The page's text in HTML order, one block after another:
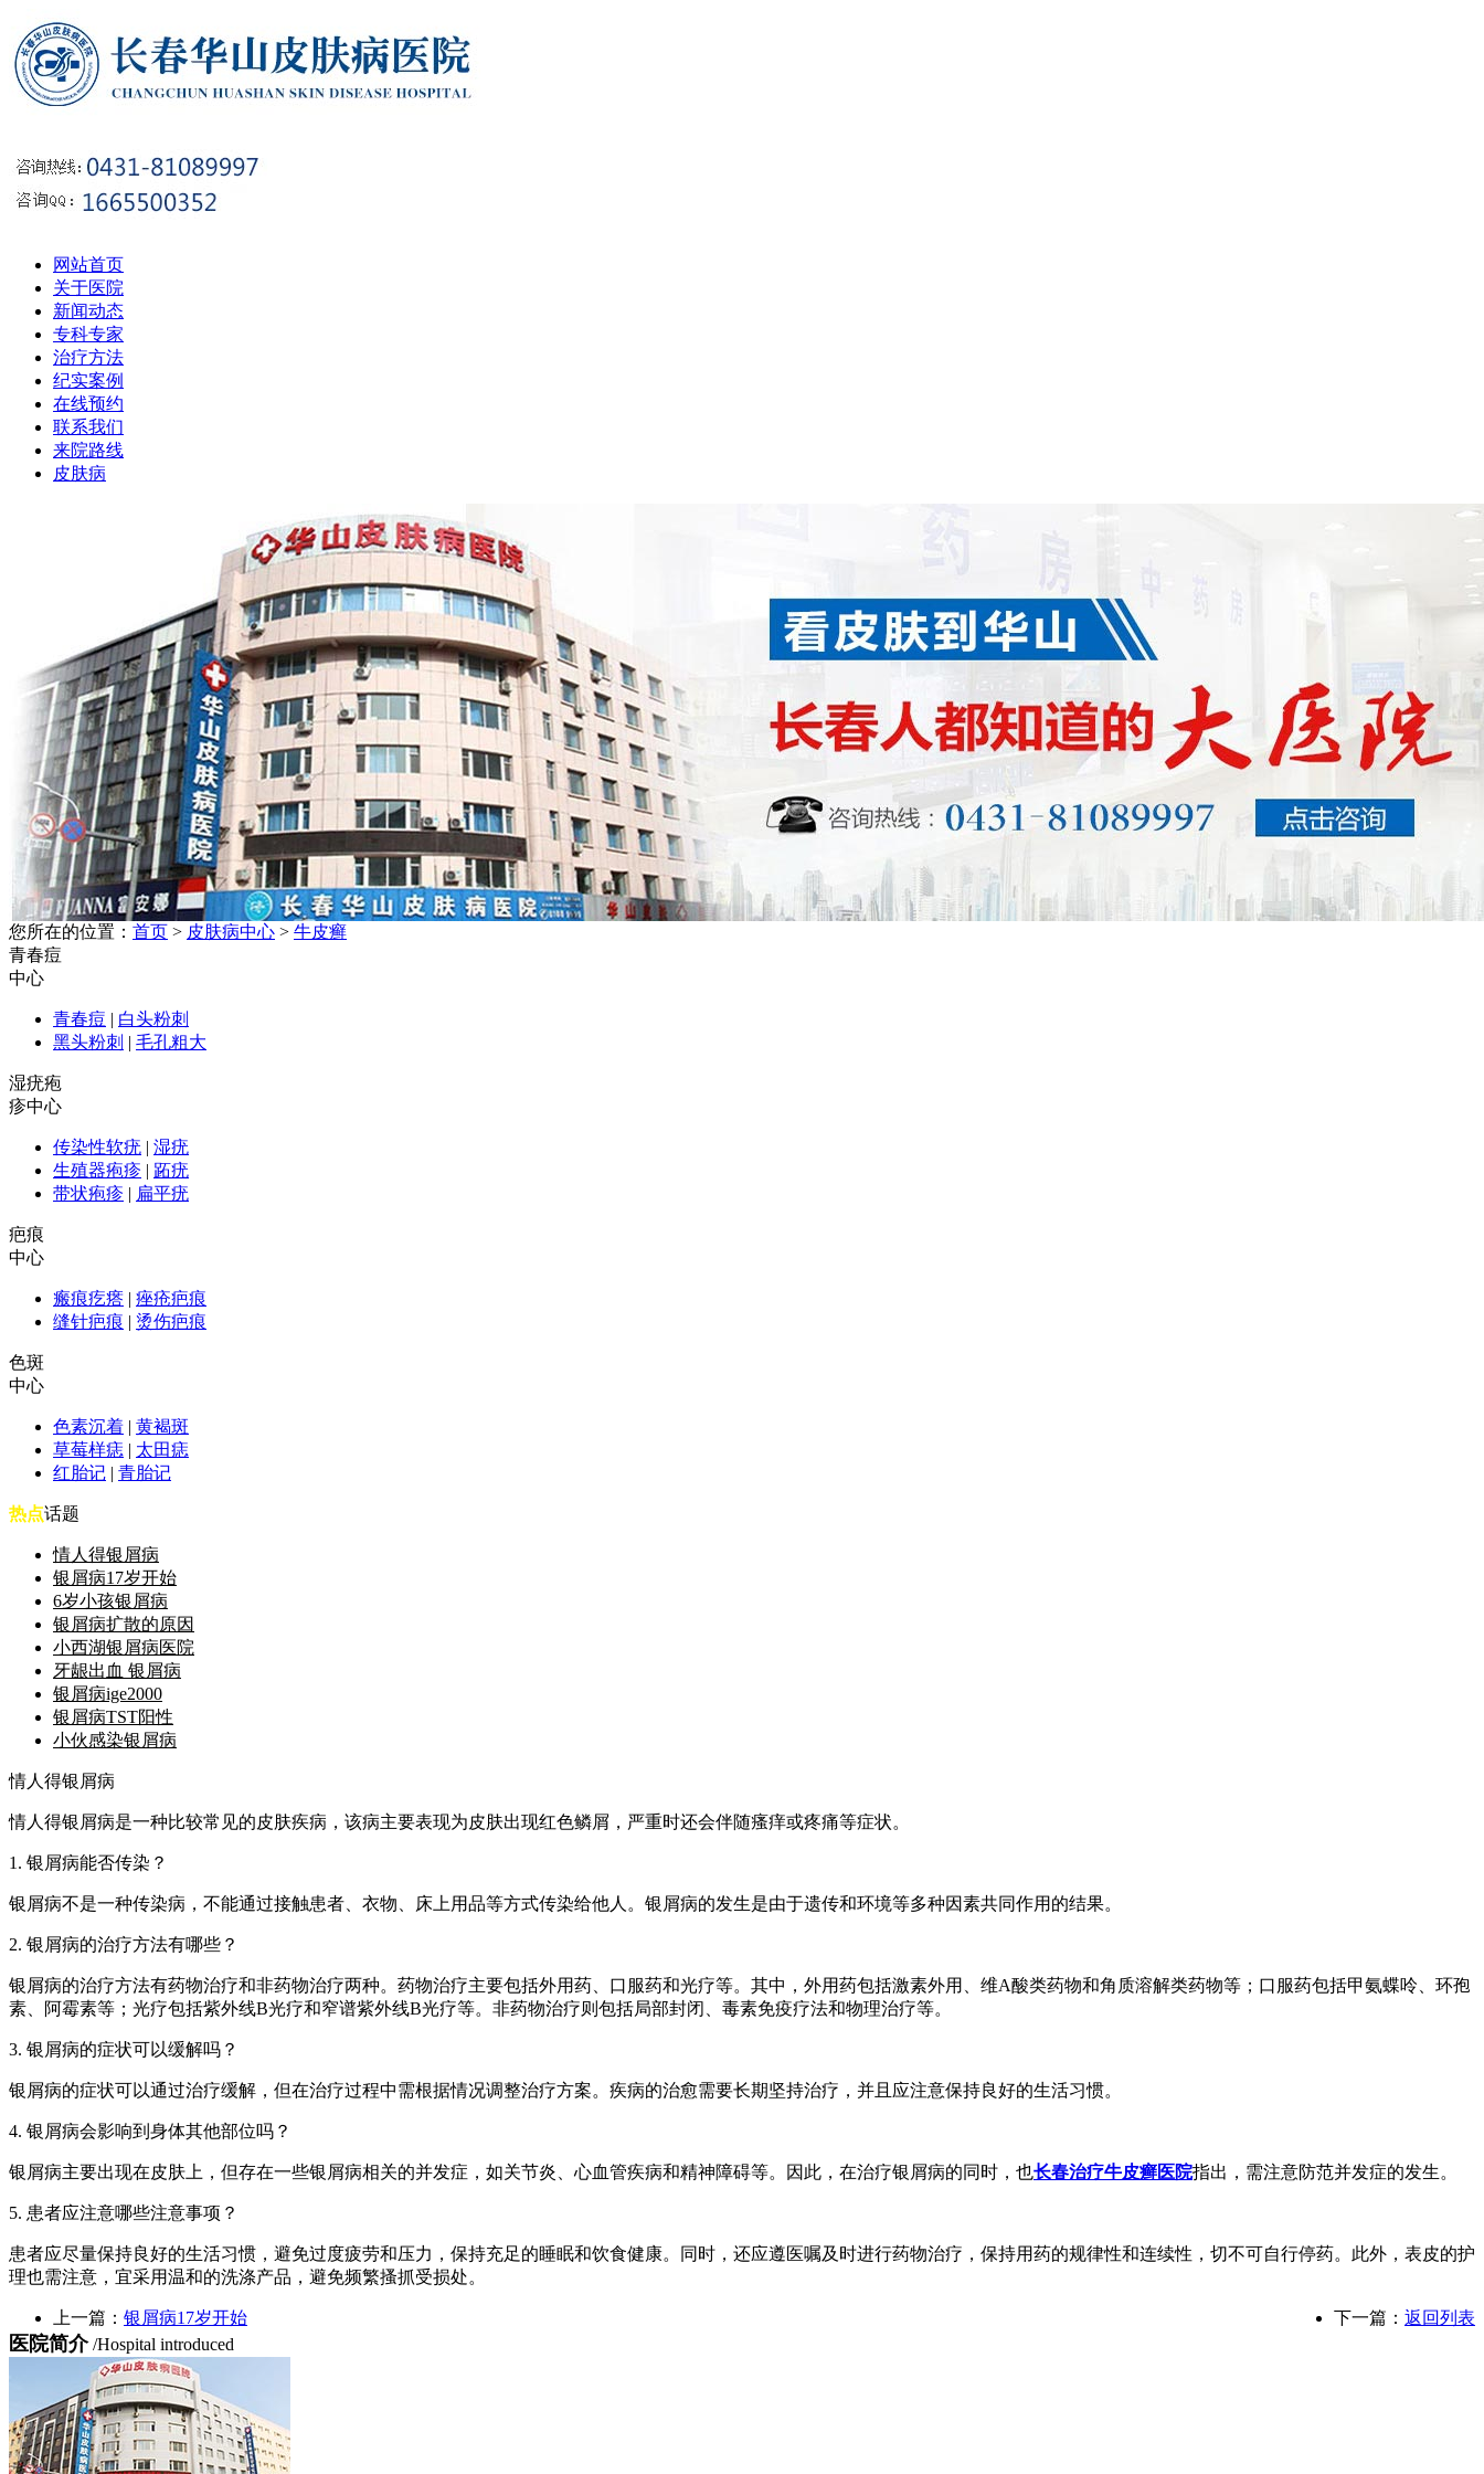
网站首页
关于医院
新闻动态
专科专家
治疗方法
纪实案例
在线预约
联系我们
来院路线
皮肤病
您所在的位置： 首页 > 皮肤病中心 > 牛皮癣
青春痘
中心
青春痘 | 白头粉刺
黑头粉刺 | 毛孔粗大
湿疣疱
疹中心
传染性软疣 | 湿疣
生殖器疱疹 | 跖疣
带状疱疹 | 扁平疣
疤痕
中心
瘢痕疙瘩 | 痤疮疤痕
缝针疤痕 | 烫伤疤痕
色斑
中心
色素沉着 | 黄褐斑
草莓样痣 | 太田痣
红胎记 | 青胎记
热点话题
情人得银屑病
银屑病17岁开始
6岁小孩银屑病
银屑病扩散的原因
小西湖银屑病医院
牙龈出血 银屑病
银屑病ige2000
银屑病TST阳性
小伙感染银屑病
情人得银屑病
情人得银屑病是一种比较常见的皮肤疾病，该病主要表现为皮肤出现红色鳞屑，严重时还会伴随瘙痒或疼痛等症状。
1. 银屑病能否传染？
银屑病不是一种传染病，不能通过接触患者、衣物、床上用品等方式传染给他人。银屑病的发生是由于遗传和环境等多种因素共同作用的结果。
2. 银屑病的治疗方法有哪些？
银屑病的治疗方法有药物治疗和非药物治疗两种。药物治疗主要包括外用药、口服药和光疗等。其中，外用药包括激素外用、维A酸类药物和角质溶解类药物等；口服药包括甲氨蝶呤、环孢
素、阿霉素等；光疗包括紫外线B光疗和窄谱紫外线B光疗等。非药物治疗则包括局部封闭、毒素免疫疗法和物理治疗等。
3. 银屑病的症状可以缓解吗？
银屑病的症状可以通过治疗缓解，但在治疗过程中需根据情况调整治疗方案。疾病的治愈需要长期坚持治疗，并且应注意保持良好的生活习惯。
4. 银屑病会影响到身体其他部位吗？
银屑病主要出现在皮肤上，但存在一些银屑病相关的并发症，如关节炎、心血管疾病和精神障碍等。因此，在治疗银屑病的同时，也长春治疗牛皮癣医院指出，需注意防范并发症的发生。
5. 患者应注意哪些注意事项？
患者应尽量保持良好的生活习惯，避免过度疲劳和压力，保持充足的睡眠和饮食健康。同时，还应遵医嘱及时进行药物治疗，保持用药的规律性和连续性，切不可自行停药。此外，表皮的护
理也需注意，宜采用温和的洗涤产品，避免频繁搔抓受损处。
上一篇： 银屑病17岁开始 下一篇： 返回列表
医院简介/Hospital introduced